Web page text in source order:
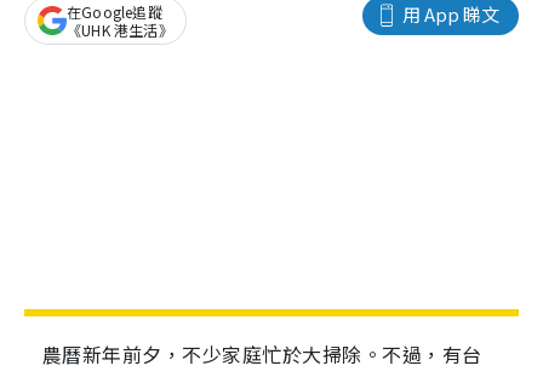
用 App 睇文
在Google追蹤
《UHK 港生活》
農曆新年前夕，不少家庭忙於大掃除。不過，有台